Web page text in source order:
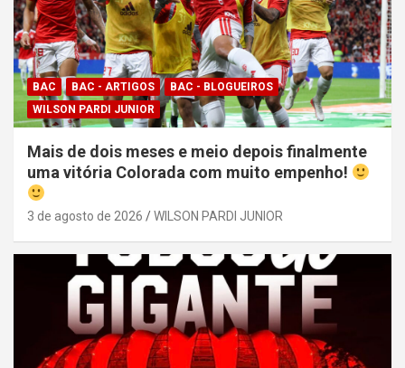
BAC BAC - ARTIGOS
BAC - BLOGUEIROS
WILSON PARDI JUNIOR
Mais de dois meses e meio depois finalmente
uma vitória Colorada com muito empenho!
3 de agosto de 2026 WILSON PARDI JUNIOR